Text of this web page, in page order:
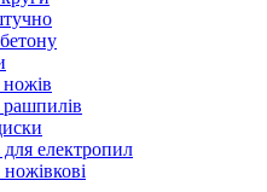
рашпилів
електропил